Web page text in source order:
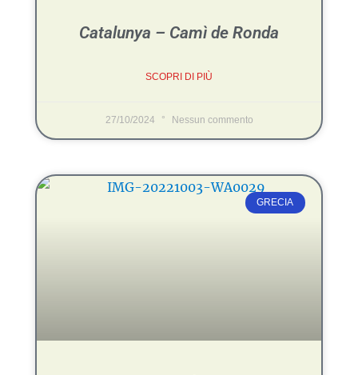
Catalunya – Camì de Ronda
SCOPRI DI PIÙ
27/10/2024 Nessun commento
GRECIA